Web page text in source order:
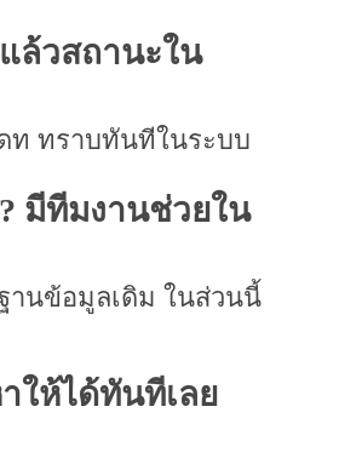
ล้วสถานะใน
ท ทราบทันทีในระบบ
มีทีมงานช่วยใน
านข้อมูลเดิม ในส่วนนี้
ให้ได้ทันทีเลย